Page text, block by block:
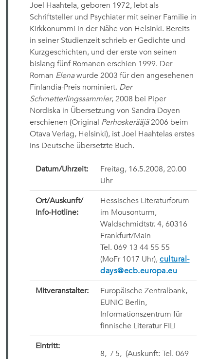
Joel Haahtela, geboren 1972, lebt als
Schriftsteller und Psychiater mit seiner Familie in
Kirkkonummi in der Nähe von Helsinki. Bereits
in seiner Studienzeit schrieb er Gedichte und
Kurzgeschichten, und der erste von seinen
bislang fünf Romanen erschien 1999. Der
Roman Elenawurde 2003 für den angesehenen
Finlandia-Preis nominiert. Der
Schmetterlingssammler, 2008 bei Piper
Nordiska in Übersetzung von Sandra Doyen
erschienen (Original Perhoskerääjä2006 beim
Otava Verlag, Helsinki), ist Joel Haahtelas erstes
ins Deutsche übersetzte Buch.
Datum/Uhrzeit:
Freitag, 16.5.2008, 20.00
Uhr
Ort/Auskunft/
Info-Hotline:
Hessisches Literaturforum
im Mousonturm,
Waldschmidtstr. 4, 60316
Frankfurt/Main
Tel. 069 13 44 55 55
(MoFr 1017 Uhr), cultural-
days@ecb.europa.eu
Mitveranstalter:
Europäische Zentralbank,
EUNIC Berlin,
Informationszentrum für
finnische Literatur FILI
Eintritt:
8,  / 5,  (Auskunft: Tel. 069